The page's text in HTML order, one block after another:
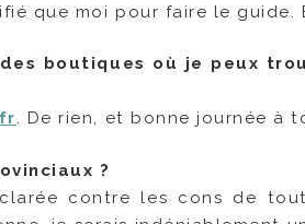
que moi pour faire le guide.
boutiques où je peux
. De rien, et bonne journée à
?
contre les cons de